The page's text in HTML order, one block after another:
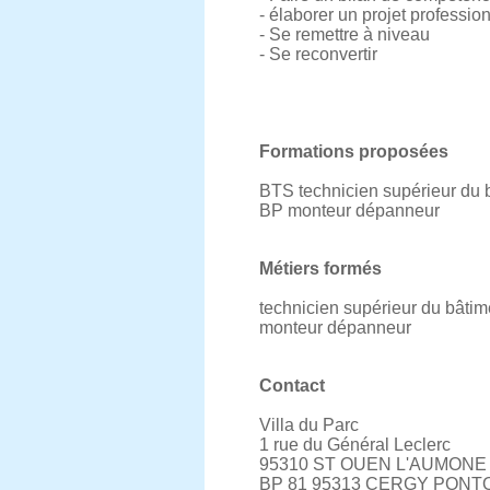
- élaborer un projet
- Se remettre à niveau
- Se reconvertir
Formations proposées
BTS technicien supérieur du
BP monteur dépanneur
Métiers formés
technicien supérieur du
monteur dépanneur
Contact
Villa du Parc
1 rue du Général Leclerc
95310 ST OUEN L'AUMONE
BP 81 95313 CERGY